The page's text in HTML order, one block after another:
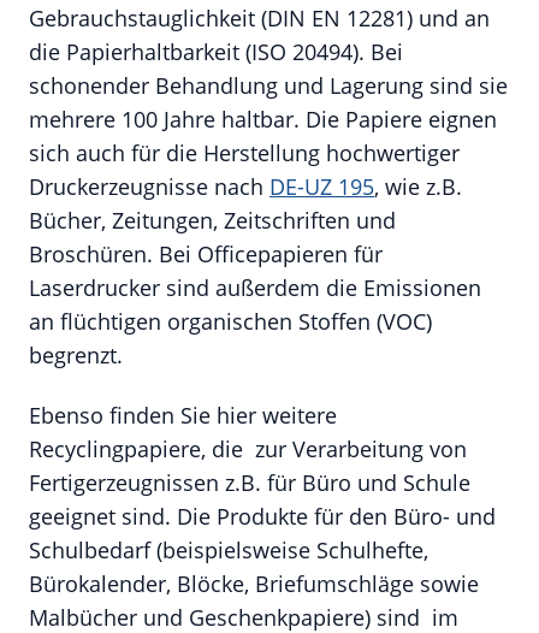
Gebrauchstauglichkeit (DIN EN 12281) und an
die Papierhaltbarkeit (ISO 20494). Bei
schonender Behandlung und Lagerung sind sie
mehrere 100 Jahre haltbar. Die Papiere eignen
sich auch für die Herstellung hochwertiger
Druckerzeugnisse nach DE-UZ 195, wie z.B.
Bücher, Zeitungen, Zeitschriften und
Broschüren. Bei Officepapieren für
Laserdrucker sind außerdem die Emissionen
an flüchtigen organischen Stoffen (VOC)
begrenzt.
Ebenso finden Sie hier weitere
Recyclingpapiere, die zur Verarbeitung von
Fertigerzeugnissen z.B. für Büro und Schule
geeignet sind. Die Produkte für den Büro- und
Schulbedarf (beispielsweise Schulhefte,
Bürokalender, Blöcke, Briefumschläge sowie
Malbücher und Geschenkpapiere) sind im